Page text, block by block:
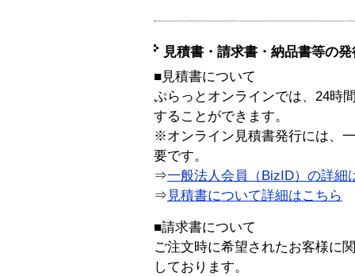
見積書・請求書・納品書等の
■見積書について
ぷらっとオンラインでは、24時
することができます。
※オンライン見積書発行には、
要です。
⇒一般法人会員（BizID）の詳細
⇒ 見積書について詳細はこちら
■請求書について
ご注文時に希望されたお客様に
しております。